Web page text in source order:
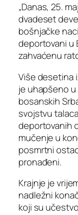
„Danas, 25.
dvadeset
bošnjačke
deportovani u
zahvaćenu
Više desetina
je uhapšeno
bosanskih
svojstvu
deportovanih
mučenje u
posmrtni
pronađeni.
Krajnje je
nadležni
koji su